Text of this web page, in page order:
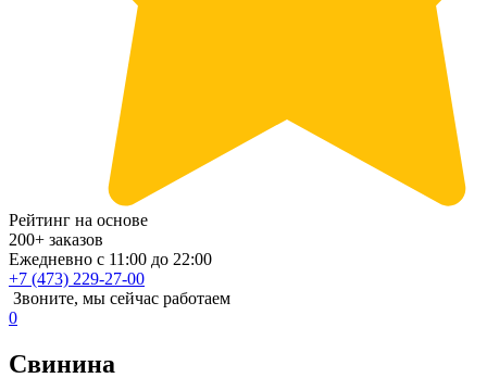
Рейтинг на основе
200+ заказов
Ежедневно с 11:00 до 22:00
+7 (473) 229-27-00
Звоните, мы сейчас работаем
0
Свинина